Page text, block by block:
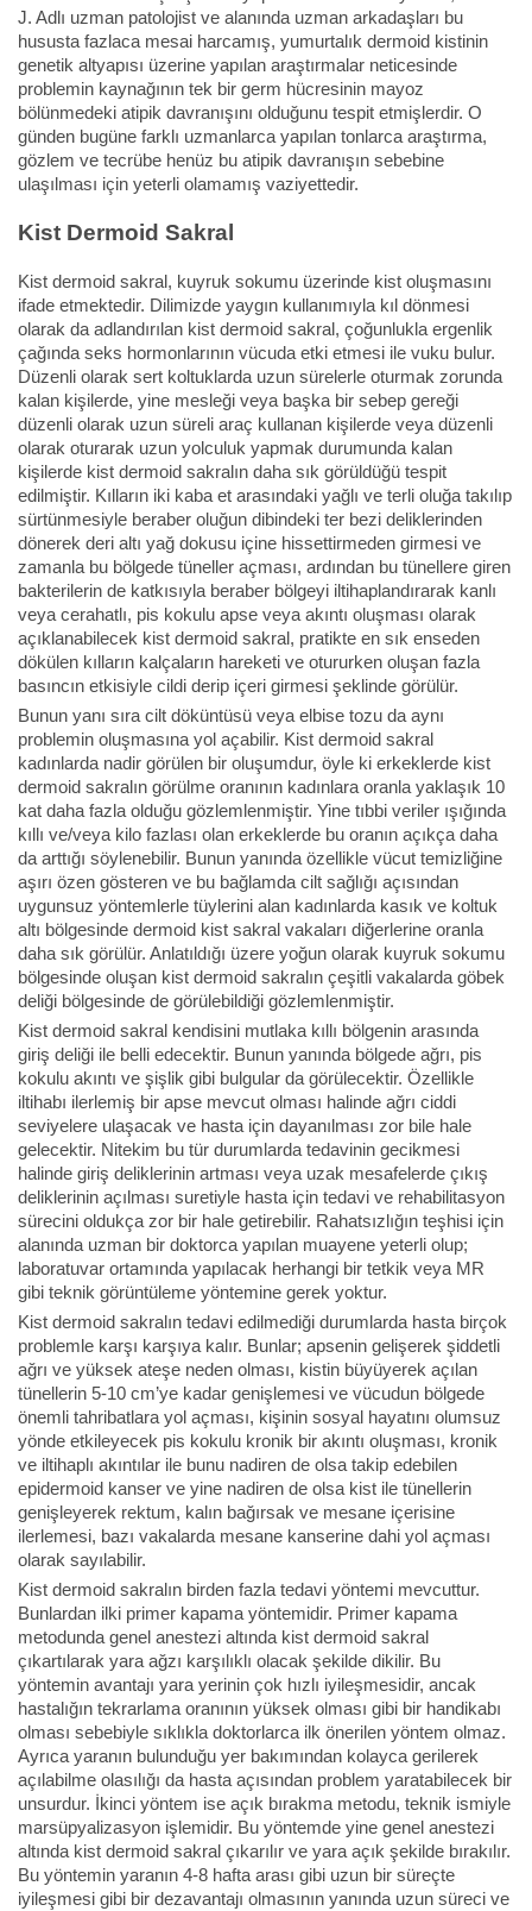
J. Adlı uzman patolojist ve alanında uzman arkadaşları bu
hususta fazlaca mesai harcamış, yumurtalık dermoid kistinin
genetik altyapısı üzerine yapılan araştırmalar neticesinde
problemin kaynağının tek bir germ hücresinin mayoz
bölünmedeki atipik davranışını olduğunu tespit etmişlerdir. O
günden bugüne farklı uzmanlarca yapılan tonlarca araştırma,
gözlem ve tecrübe henüz bu atipik davranışın sebebine
ulaşılması için yeterli olamamış vaziyettedir.
Kist Dermoid Sakral
Kist dermoid sakral, kuyruk sokumu üzerinde kist oluşmasını
ifade etmektedir. Dilimizde yaygın kullanımıyla kıl dönmesi
olarak da adlandırılan kist dermoid sakral, çoğunlukla ergenlik
çağında seks hormonlarının vücuda etki etmesi ile vuku bulur.
Düzenli olarak sert koltuklarda uzun sürelerle oturmak zorunda
kalan kişilerde, yine mesleği veya başka bir sebep gereği
düzenli olarak uzun süreli araç kullanan kişilerde veya düzenli
olarak oturarak uzun yolculuk yapmak durumunda kalan
kişilerde kist dermoid sakralın daha sık görüldüğü tespit
edilmiştir. Kılların iki kaba et arasındaki yağlı ve terli oluğa takılıp
sürtünmesiyle beraber oluğun dibindeki ter bezi deliklerinden
dönerek deri altı yağ dokusu içine hissettirmeden girmesi ve
zamanla bu bölgede tüneller açması, ardından bu tünellere giren
bakterilerin de katkısıyla beraber bölgeyi iltihaplandırarak kanlı
veya cerahatlı, pis kokulu apse veya akıntı oluşması olarak
açıklanabilecek kist dermoid sakral, pratikte en sık enseden
dökülen kılların kalçaların hareketi ve otururken oluşan fazla
basıncın etkisiyle cildi derip içeri girmesi şeklinde görülür.
Bunun yanı sıra cilt döküntüsü veya elbise tozu da aynı
problemin oluşmasına yol açabilir. Kist dermoid sakral
kadınlarda nadir görülen bir oluşumdur, öyle ki erkeklerde kist
dermoid sakralın görülme oranının kadınlara oranla yaklaşık 10
kat daha fazla olduğu gözlemlenmiştir. Yine tıbbi veriler ışığında
kıllı ve/veya kilo fazlası olan erkeklerde bu oranın açıkça daha
da arttığı söylenebilir. Bunun yanında özellikle vücut temizliğine
aşırı özen gösteren ve bu bağlamda cilt sağlığı açısından
uygunsuz yöntemlerle tüylerini alan kadınlarda kasık ve koltuk
altı bölgesinde dermoid kist sakral vakaları diğerlerine oranla
daha sık görülür. Anlatıldığı üzere yoğun olarak kuyruk sokumu
bölgesinde oluşan kist dermoid sakralın çeşitli vakalarda göbek
deliği bölgesinde de görülebildiği gözlemlenmiştir.
Kist dermoid sakral kendisini mutlaka kıllı bölgenin arasında
giriş deliği ile belli edecektir. Bunun yanında bölgede ağrı, pis
kokulu akıntı ve şişlik gibi bulgular da görülecektir. Özellikle
iltihabı ilerlemiş bir apse mevcut olması halinde ağrı ciddi
seviyelere ulaşacak ve hasta için dayanılması zor bile hale
gelecektir. Nitekim bu tür durumlarda tedavinin gecikmesi
halinde giriş deliklerinin artması veya uzak mesafelerde çıkış
deliklerinin açılması suretiyle hasta için tedavi ve rehabilitasyon
sürecini oldukça zor bir hale getirebilir. Rahatsızlığın teşhisi için
alanında uzman bir doktorca yapılan muayene yeterli olup;
laboratuvar ortamında yapılacak herhangi bir tetkik veya MR
gibi teknik görüntüleme yöntemine gerek yoktur.
Kist dermoid sakralın tedavi edilmediği durumlarda hasta birçok
problemle karşı karşıya kalır. Bunlar; apsenin gelişerek şiddetli
ağrı ve yüksek ateşe neden olması, kistin büyüyerek açılan
tünellerin 5-10 cm’ye kadar genişlemesi ve vücudun bölgede
önemli tahribatlara yol açması, kişinin sosyal hayatını olumsuz
yönde etkileyecek pis kokulu kronik bir akıntı oluşması, kronik
ve iltihaplı akıntılar ile bunu nadiren de olsa takip edebilen
epidermoid kanser ve yine nadiren de olsa kist ile tünellerin
genişleyerek rektum, kalın bağırsak ve mesane içerisine
ilerlemesi, bazı vakalarda mesane kanserine dahi yol açması
olarak sayılabilir.
Kist dermoid sakralın birden fazla tedavi yöntemi mevcuttur.
Bunlardan ilki primer kapama yöntemidir. Primer kapama
metodunda genel anestezi altında kist dermoid sakral
çıkartılarak yara ağzı karşılıklı olacak şekilde dikilir. Bu
yöntemin avantajı yara yerinin çok hızlı iyileşmesidir, ancak
hastalığın tekrarlama oranının yüksek olması gibi bir handikabı
olması sebebiyle sıklıkla doktorlarca ilk önerilen yöntem olmaz.
Ayrıca yaranın bulunduğu yer bakımından kolayca gerilerek
açılabilme olasılığı da hasta açısından problem yaratabilecek bir
unsurdur. İkinci yöntem ise açık bırakma metodu, teknik ismiyle
marsüpyalizasyon işlemidir. Bu yöntemde yine genel anestezi
altında kist dermoid sakral çıkarılır ve yara açık şekilde bırakılır.
Bu yöntemin yaranın 4-8 hafta arası gibi uzun bir süreçte
iyileşmesi gibi bir dezavantajı olmasının yanında uzun süreci ve